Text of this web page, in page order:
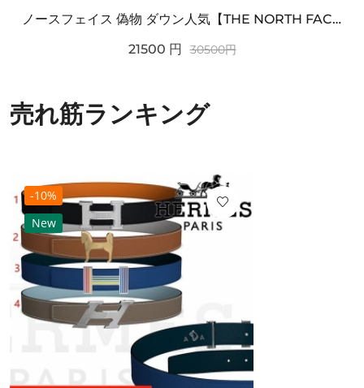
ノースフェイス 偽物 ダウン人気【THE NORTH FACE】M'S 7 SUMMIT HIM...
21500 円 30500円
売れ筋ランキング
-10%
New